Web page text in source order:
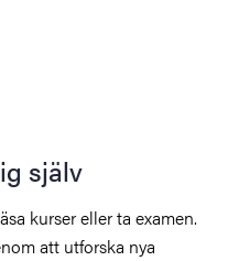
själv
kurser eller ta examen.
att utforska nya